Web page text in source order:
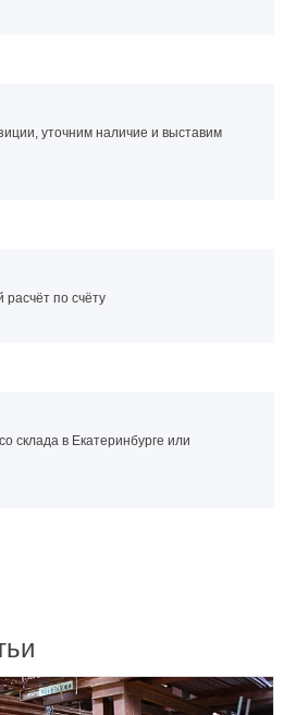
уточним наличие и выставим
по счёту
склада в Екатеринбурге или